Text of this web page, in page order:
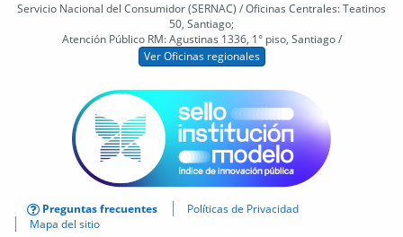
Servicio Nacional del Consumidor (SERNAC) / Oficinas Centrales: Teatinos
50, Santiago;
Atención Público RM: Agustinas 1336, 1° piso, Santiago /
Ver Oficinas regionales
Preguntas frecuentes
Políticas de Privacidad
Mapa del sitio